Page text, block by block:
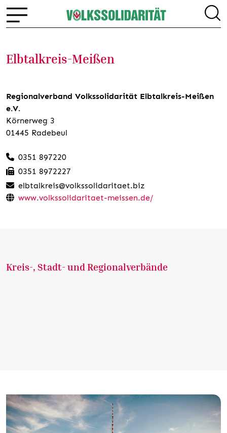
Elbtalkreis-Meißen
Regionalverband Volkssolidarität Elbtalkreis-Meißen
e.V.
Körnerweg 3
01445 Radebeul
0351 897220
0351 8972227
elbtalkreis@volkssolidaritaet.biz
www.volkssolidaritaet-meissen.de/
Kreis-, Stadt- und Regionalverbände